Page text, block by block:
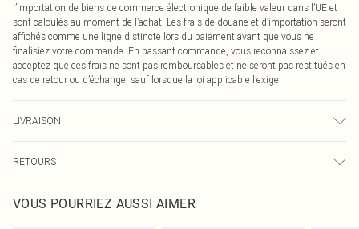
l’importation de biens de commerce électronique de faible valeur dans l’UE et
sont calculés au moment de l’achat. Les frais de douane et d’importation seront
affichés comme une ligne distincte lors du paiement avant que vous ne
finalisiez votre commande. En passant commande, vous reconnaissez et
acceptez que ces frais ne sont pas remboursables et ne seront pas restitués en
cas de retour ou d’échange, sauf lorsque la loi applicable l’exige.
LIVRAISON
Livraison express France
Jusqu'à 2-3 jours ouvrables
RETOURS
pour nous retourner un article.
VOUS POURRIEZ AUSSI AIMER